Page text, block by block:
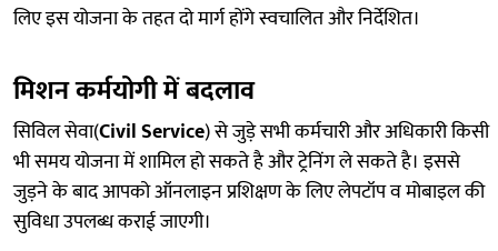
लिए इस योजना के तहत दो मार्ग होंगे स्वचालित और निर्देशित।
मिशन कर्मयोगी में बदलाव
सिविल सेवा(Civil Service) से जुड़े सभी कर्मचारी और अधिकारी किसी
भी समय योजना में शामिल हो सकते है और ट्रेनिंग ले सकते है। इससे
जुड़ने के बाद आपको ऑनलाइन प्रशिक्षण के लिए लेपटॉप व मोबाइल की
सुविधा उपलब्ध कराई जाएगी।